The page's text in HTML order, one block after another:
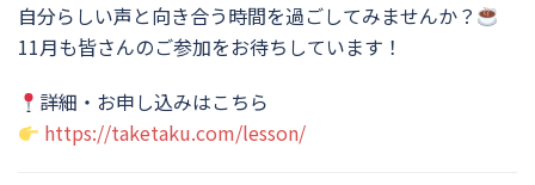
自分らしい声と向き合う時間を過ごしてみませんか？
11月も皆さんのご参加をお待ちしています！
詳細・お申し込みはこちら
https://taketaku.com/lesson/